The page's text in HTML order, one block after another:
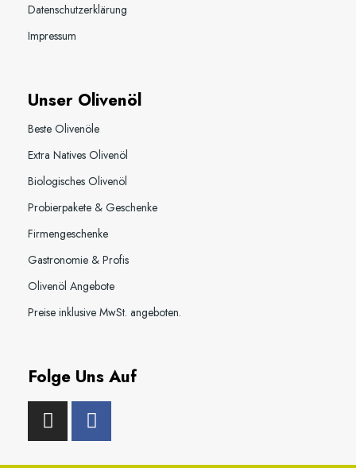
Datenschutzerklärung
Impressum
Unser Olivenöl
Beste Olivenöle
Extra Natives Olivenöl
Biologisches Olivenöl
Probierpakete & Geschenke
Firmengeschenke
Gastronomie & Profis
Olivenöl Angebote
Preise inklusive MwSt. angeboten.
Folge Uns Auf